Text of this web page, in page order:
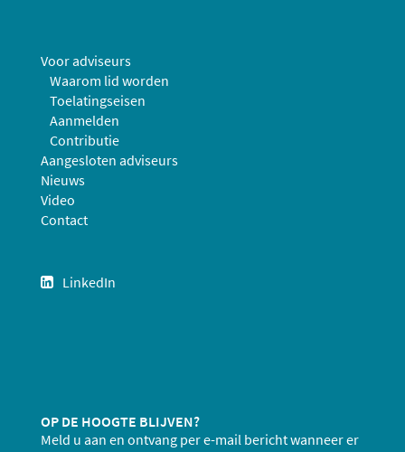
Voor adviseurs
Waarom lid worden
Toelatingseisen
Aanmelden
Contributie
Aangesloten adviseurs
Nieuws
Video
Contact
LinkedIn
OP DE HOOGTE BLIJVEN?
Meld u aan en ontvang per e-mail bericht wanneer er